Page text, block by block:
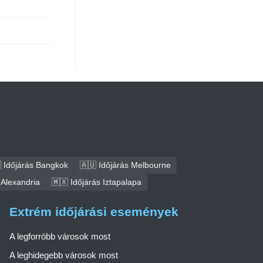
Bangkok
🇦🇺 Időjárás Melbourne
🇲🇽 Időjárás Iztapalapa
Extrém időjárási események
A legforróbb városok most
A leghidegebb városok most